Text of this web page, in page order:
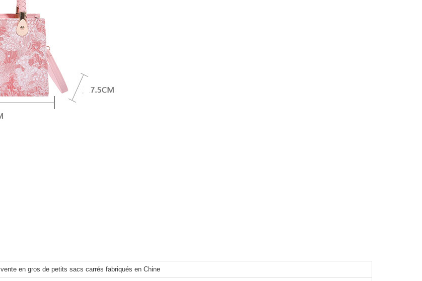
vente en gros de petits sacs carrés fabriqués en Chine